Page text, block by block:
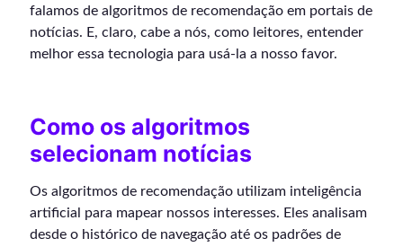
falamos de algoritmos de recomendação em portais de
notícias. E, claro, cabe a nós, como leitores, entender
melhor essa tecnologia para usá-la a nosso favor.
Como os algoritmos
selecionam notícias
Os algoritmos de recomendação utilizam inteligência
artificial para mapear nossos interesses. Eles analisam
desde o histórico de navegação até os padrões de